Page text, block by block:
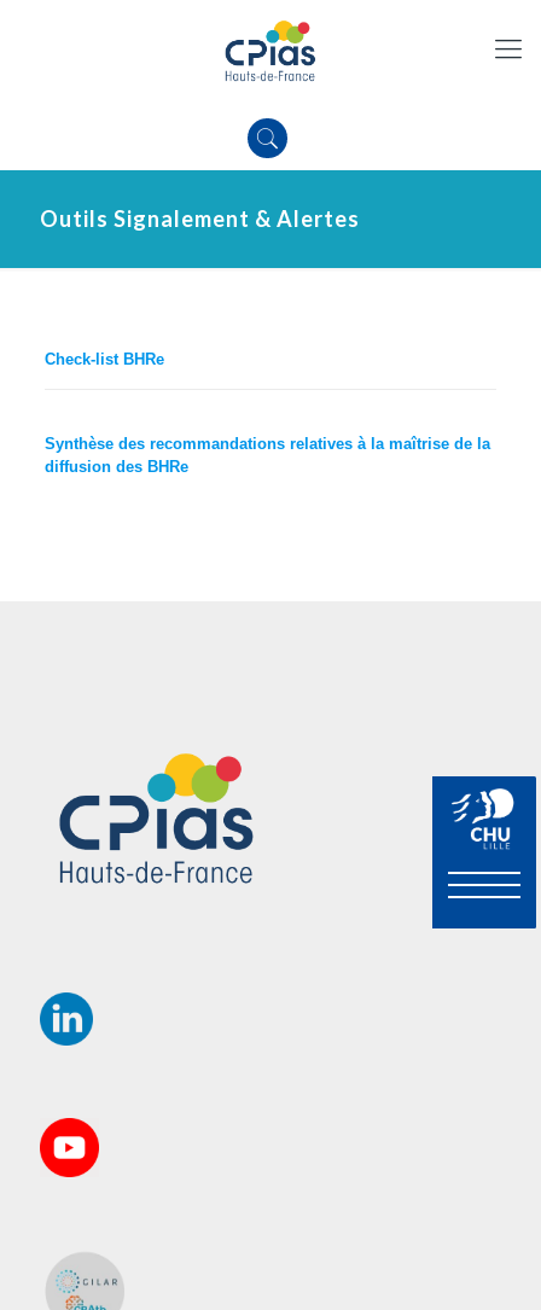
Outils Signalement & Alertes
Check-list BHRe
Synthèse des recommandations relatives à la maîtrise de la
diffusion des BHRe